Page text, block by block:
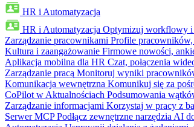
HR i Automatyzacja
HR i Automatyzacja Optymizuj workflowy i
Zarządzanie pracownikami Profile
Kultura i zaangażowanie Firmowe nowości,
Aplikacja mobilna dla HR Czat, połączenia
Zarządzanie pracą Monitoruj wyniki
Komunikacja wewnętrzna Komunikuj się za
CoPilot w Aktualnościach Podsumowania
Zarządzanie informacjami Korzystaj w pracy z
Serwer MCP Podłącz zewnętrzne narzędzia AI